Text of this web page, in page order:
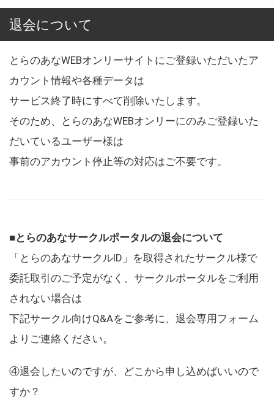
退会について
とらのあなWEBオンリーサイトにご登録いただいたア
カウント情報や各種データは
サービス終了時にすべて削除いたします。
そのため、とらのあなWEBオンリーにのみご登録いた
だいているユーザー様は
事前のアカウント停止等の対応はご不要です。
■とらのあなサークルポータルの退会について
「とらのあなサークルID」を取得されたサークル様で
委託取引のご予定がなく、サークルポータルをご利用
されない場合は
下記サークル向けQ&Aをご参考に、退会専用フォーム
よりご連絡ください。
④退会したいのですが、どこから申し込めばいいので
すか？